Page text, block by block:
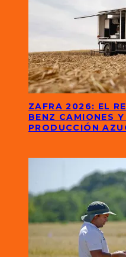
ZAFRA 2026: EL
BENZ CAMIONES
PRODUCCIÓN